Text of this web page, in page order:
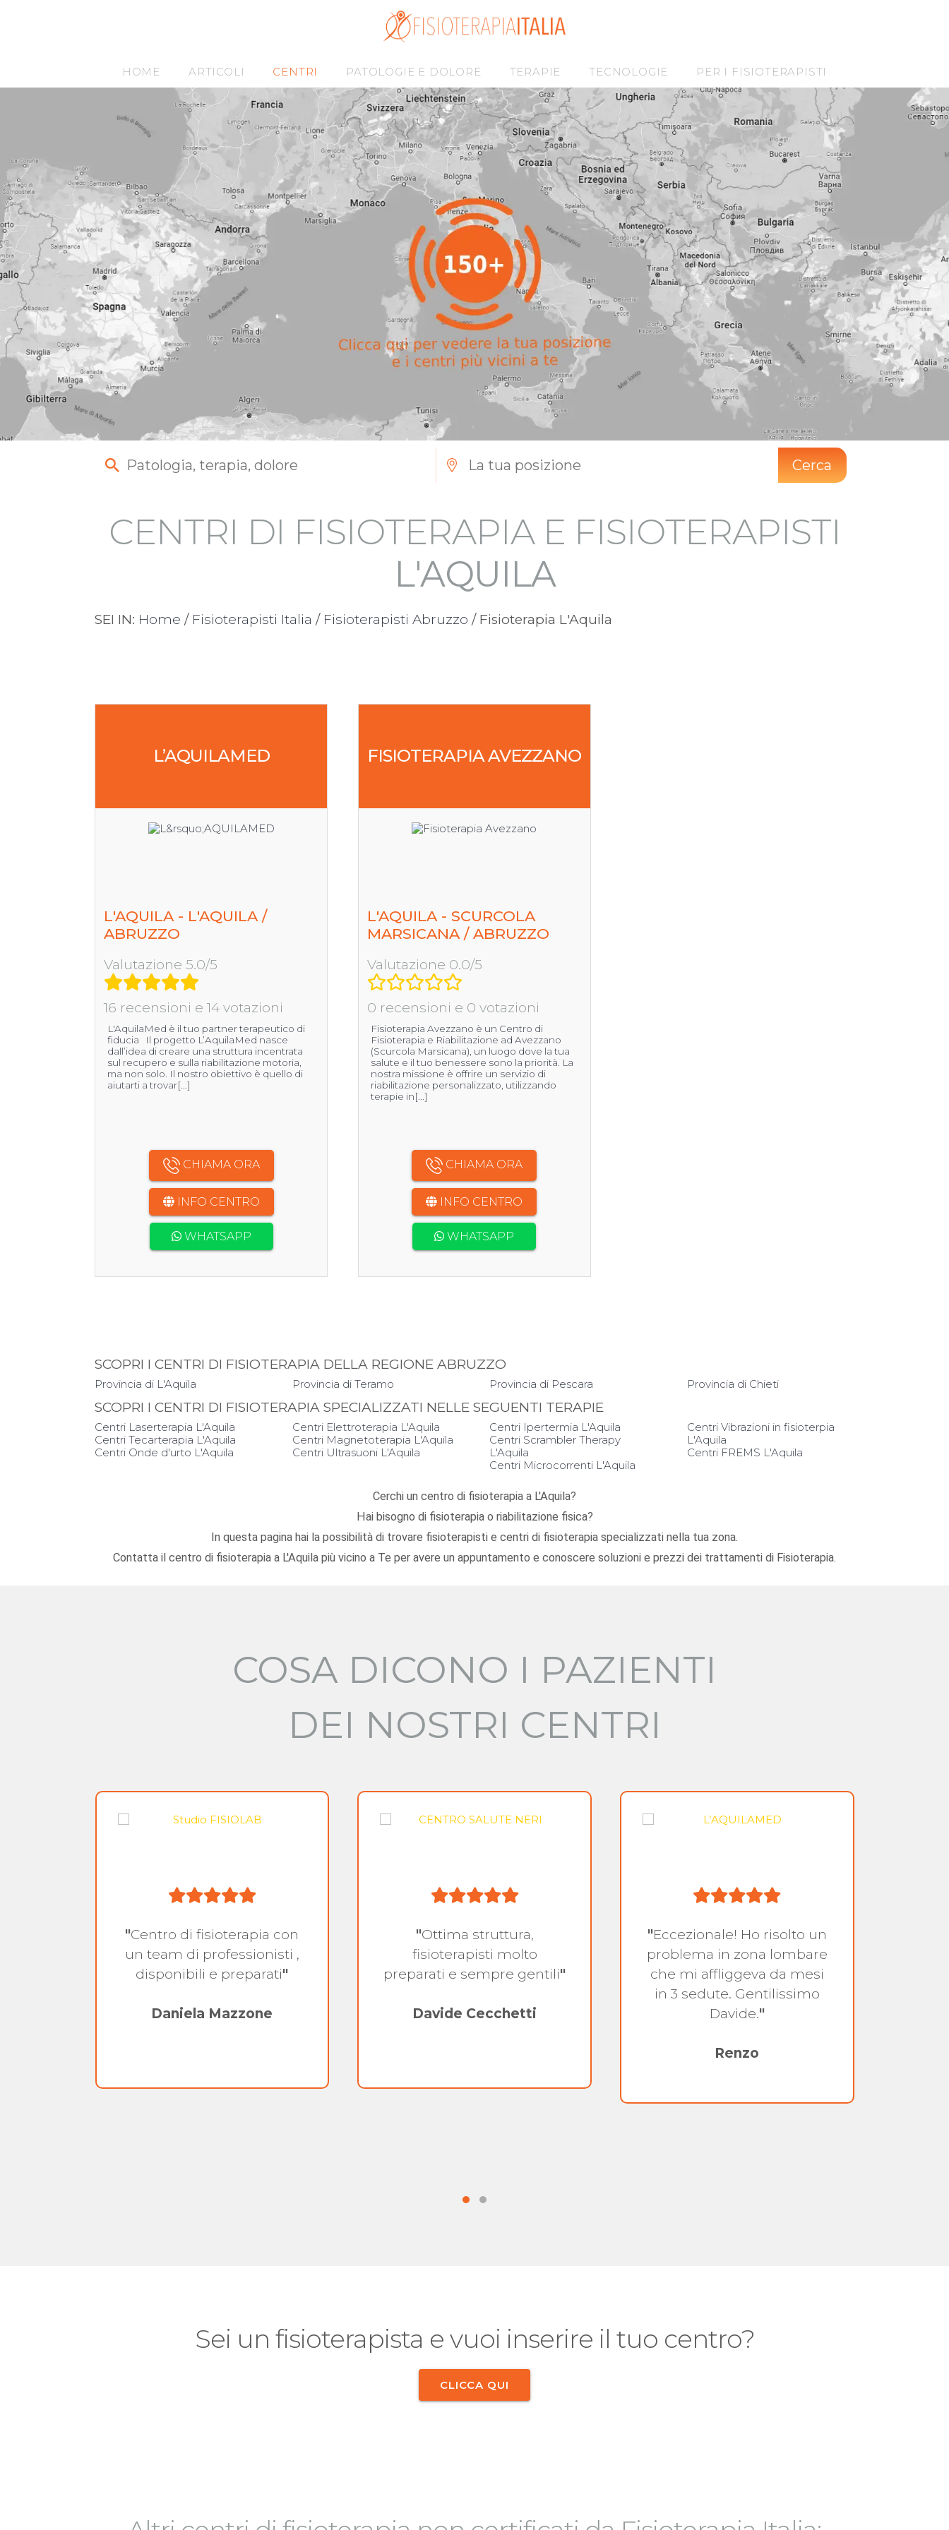
HOME ARTICOLI CENTRI PATOLOGIE E DOLORE TERAPIE TECNOLOGIE PER I FISIOTERAPISTI
Cerca
CENTRI DI FISIOTERAPIA E FISIOTERAPISTI
L'AQUILA
SEI IN: Home / Fisioterapisti Italia / Fisioterapisti Abruzzo / Fisioterapia L'Aquila
L’AQUILAMED
L'AQUILA - L'AQUILA /
ABRUZZO
Valutazione 5.0/5
16 recensioni e 14 votazioni
L'AquilaMed è il tuo partner terapeutico di
fiducia Il progetto L’AquilaMed nasce
dall’idea di creare una struttura incentrata
sul recupero e sulla riabilitazione motoria,
ma non solo. Il nostro obiettivo è quello di
aiutarti a trovar[...]
CHIAMA ORA
INFO CENTRO
WHATSAPP
FISIOTERAPIA AVEZZANO
L'AQUILA - SCURCOLA
MARSICANA / ABRUZZO
Valutazione 0.0/5
0 recensioni e 0 votazioni
Fisioterapia Avezzano è un Centro di
Fisioterapia e Riabilitazione ad Avezzano
(Scurcola Marsicana), un luogo dove la tua
salute e il tuo benessere sono la priorità. La
nostra missione è offrire un servizio di
riabilitazione personalizzato, utilizzando
terapie in[...]
CHIAMA ORA
INFO CENTRO
WHATSAPP
SCOPRI I CENTRI DI FISIOTERAPIA DELLA REGIONE ABRUZZO
Provincia di L'Aquila Provincia di Teramo Provincia di Pescara Provincia di Chieti
SCOPRI I CENTRI DI FISIOTERAPIA SPECIALIZZATI NELLE SEGUENTI TERAPIE
Centri Laserterapia L'Aquila
Centri Tecarterapia L'Aquila
Centri Onde d'urto L'Aquila
Centri Elettroterapia L'Aquila
Centri Magnetoterapia L'Aquila
Centri Ultrasuoni L'Aquila
Centri Ipertermia L'Aquila
Centri Scrambler Therapy
L'Aquila
Centri Microcorrenti L'Aquila
Centri Vibrazioni in fisioterpia
L'Aquila
Centri FREMS L'Aquila
Cerchi un centro di fisioterapia a L'Aquila?
Hai bisogno di fisioterapia o riabilitazione fisica?
In questa pagina hai la possibilità di trovare fisioterapisti e centri di fisioterapia specializzati nella tua zona.
Contatta il centro di fisioterapia a L'Aquila più vicino a Te per avere un appuntamento e conoscere soluzioni e prezzi dei trattamenti di Fisioterapia.
COSA DICONO I PAZIENTI
DEI NOSTRI CENTRI
"Centro di fisioterapia con
un team di professionisti ,
disponibili e preparati"
Daniela Mazzone
"Ottima struttura,
fisioterapisti molto
preparati e sempre gentili"
Davide Cecchetti
"Eccezionale! Ho risolto un
problema in zona lombare
che mi affliggeva da mesi
in 3 sedute. Gentilissimo
Davide."
Renzo
Sei un fisioterapista e vuoi inserire il tuo centro?
CLICCA QUI